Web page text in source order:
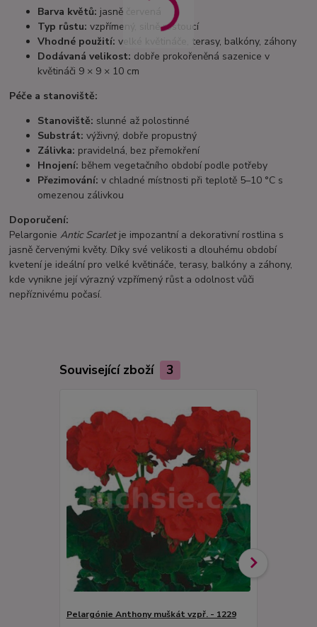
Barva květů: jasně červená
Typ růstu: vzpřímený, silně rostoucí
Vhodné použití: velké květináče, terasy, balkóny, záhony
Dodávaná velikost: dobře prokořeněná sazenice v
květináči 9 × 9 × 10 cm
Péče a stanoviště:
Stanoviště: slunné až polostinné
Substrát: výživný, dobře propustný
Zálivka: pravidelná, bez přemokření
Hnojení: během vegetačního období podle potřeby
Přezimování: v chladné místnosti při teplotě 5–10 °C s
omezenou zálivkou
Doporučení:
PelargonieAntic Scarletje impozantní a dekorativní rostlina s
jasně červenými květy. Díky své velikosti a dlouhému období
kvetení je ideální pro velké květináče, terasy, balkóny a záhony,
kde vynikne její výrazný vzpřímený růst a odolnost vůči
nepříznivému počasí.
Související zboží 3
Pelargónie Anthony muškát vzpř. - 1229